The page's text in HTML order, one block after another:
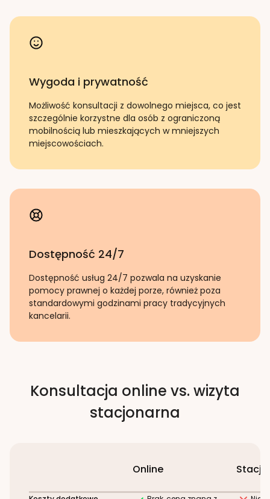
Wygoda i prywatność
Możliwość konsultacji z dowolnego miejsca, co jest
szczególnie korzystne dla osób z ograniczoną
mobilnością lub mieszkających w mniejszych
miejscowościach.
Dostępność 24/7
Dostępność usług 24/7 pozwala na uzyskanie
pomocy prawnej o każdej porze, również poza
standardowymi godzinami pracy tradycyjnych
kancelarii.
Konsultacja online vs. wizyta
stacjonarna
Online